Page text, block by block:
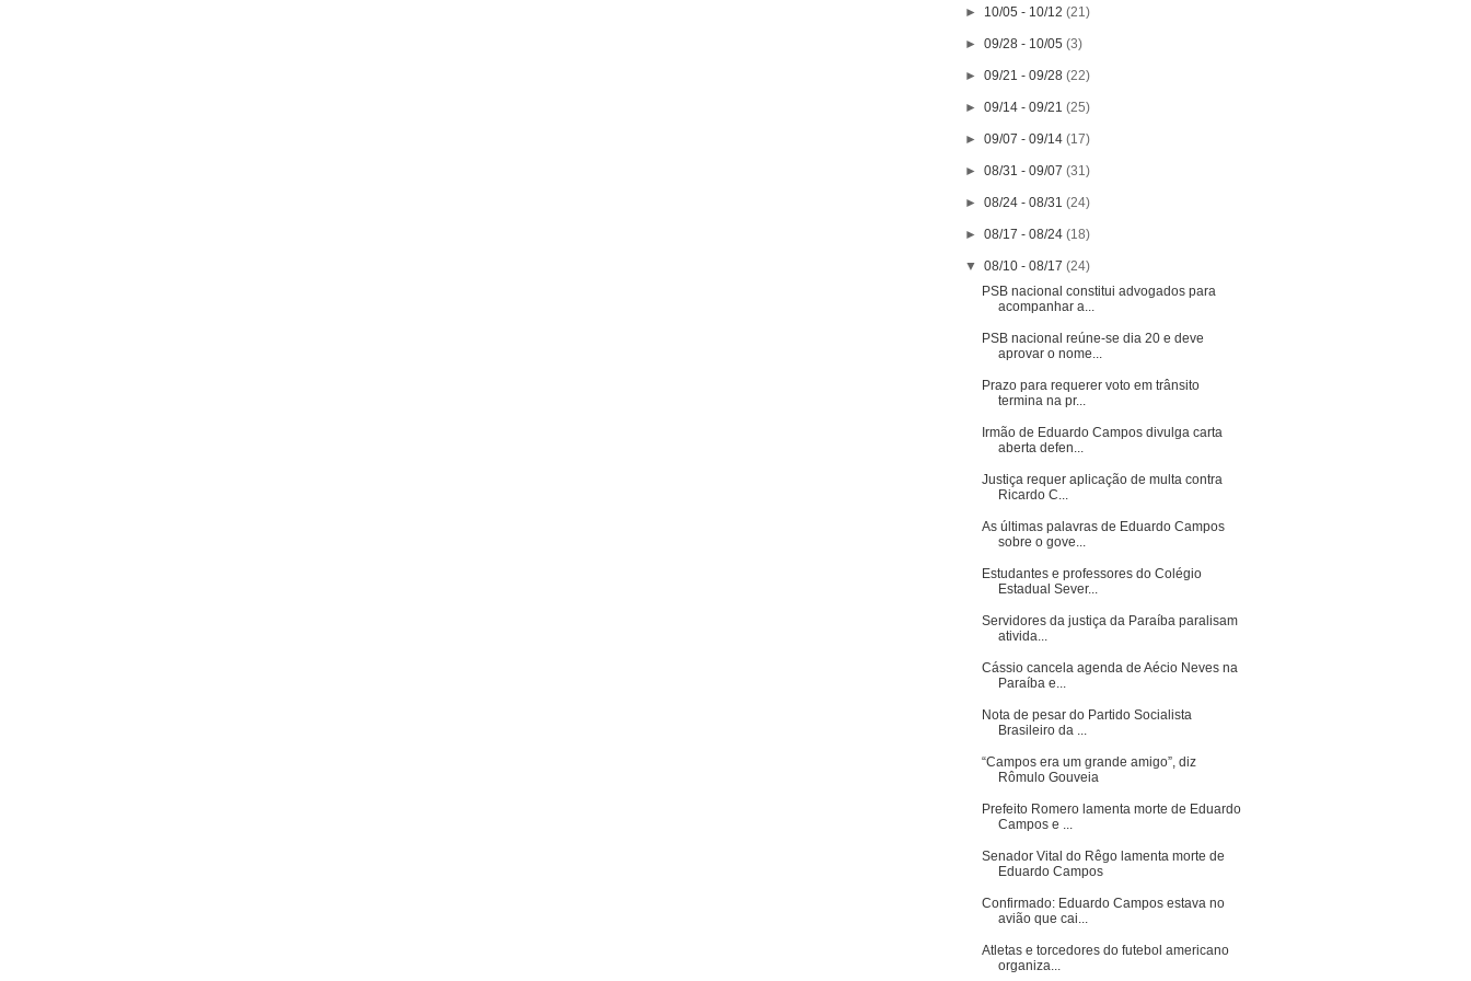
► 10/05 - 10/12(21)
►09/28 - 10/05(3)
►09/21 - 09/28(22)
►09/14 - 09/21(25)
►09/07 - 09/14(17)
►08/31 - 09/07(31)
►08/24 - 08/31(24)
►08/17 - 08/24(18)
▼08/10 - 08/17(24)
PSB nacional constitui advogados para
acompanhar a...
PSB nacional reúne-se dia 20 e deve
aprovar o nome...
Prazo para requerer voto em trânsito
termina na pr...
Irmão de Eduardo Campos divulga carta
aberta defen...
Justiça requer aplicação de multa contra
Ricardo C...
As últimas palavras de Eduardo Campos
sobre o gove...
Estudantes e professores do Colégio
Estadual Sever...
Servidores da justiça da Paraíba paralisam
ativida...
Cássio cancela agenda de Aécio Neves na
Paraíba e...
Nota de pesar do Partido Socialista
Brasileiro da ...
“Campos era um grande amigo”, diz
Rômulo Gouveia
Prefeito Romero lamenta morte de Eduardo
Campos e ...
Senador Vital do Rêgo lamenta morte de
Eduardo Campos
Confirmado: Eduardo Campos estava no
avião que cai...
Atletas e torcedores do futebol americano
organiza...